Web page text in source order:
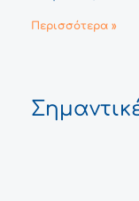
Περισσότερα »